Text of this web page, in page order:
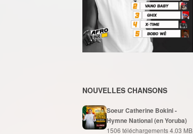
NOUVELLES CHANSONS
Soeur Catherine Bokini -
Hymne National (en Yoruba)
1506 téléchargements4.03 MB